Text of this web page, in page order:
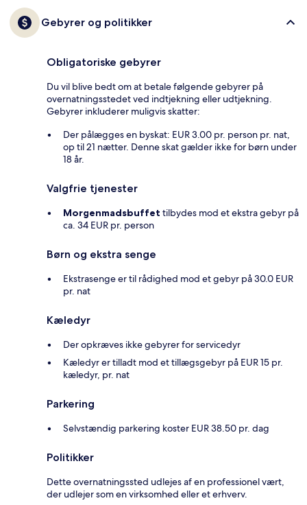
Gebyrer og politikker
Obligatoriske gebyrer
Du vil blive bedt om at betale følgende gebyrer på
overnatningsstedet ved indtjekning eller udtjekning.
Gebyrer inkluderer muligvis skatter:
Der pålægges en byskat: EUR 3.00 pr. person pr. nat,
op til 21 nætter. Denne skat gælder ikke for børn under
18 år.
Valgfrie tjenester
Morgenmadsbuffet tilbydes mod et ekstra gebyr på
ca. 34 EUR pr. person
Børn og ekstra senge
Ekstrasenge er til rådighed mod et gebyr på 30.0 EUR
pr. nat
Kæledyr
Der opkræves ikke gebyrer for servicedyr
Kæledyr er tilladt mod et tillægsgebyr på EUR 15 pr.
kæledyr, pr. nat
Parkering
Selvstændig parkering koster EUR 38.50 pr. dag
Politikker
Dette overnatningssted udlejes af en professionel vært,
der udlejer som en virksomhed eller et erhverv.